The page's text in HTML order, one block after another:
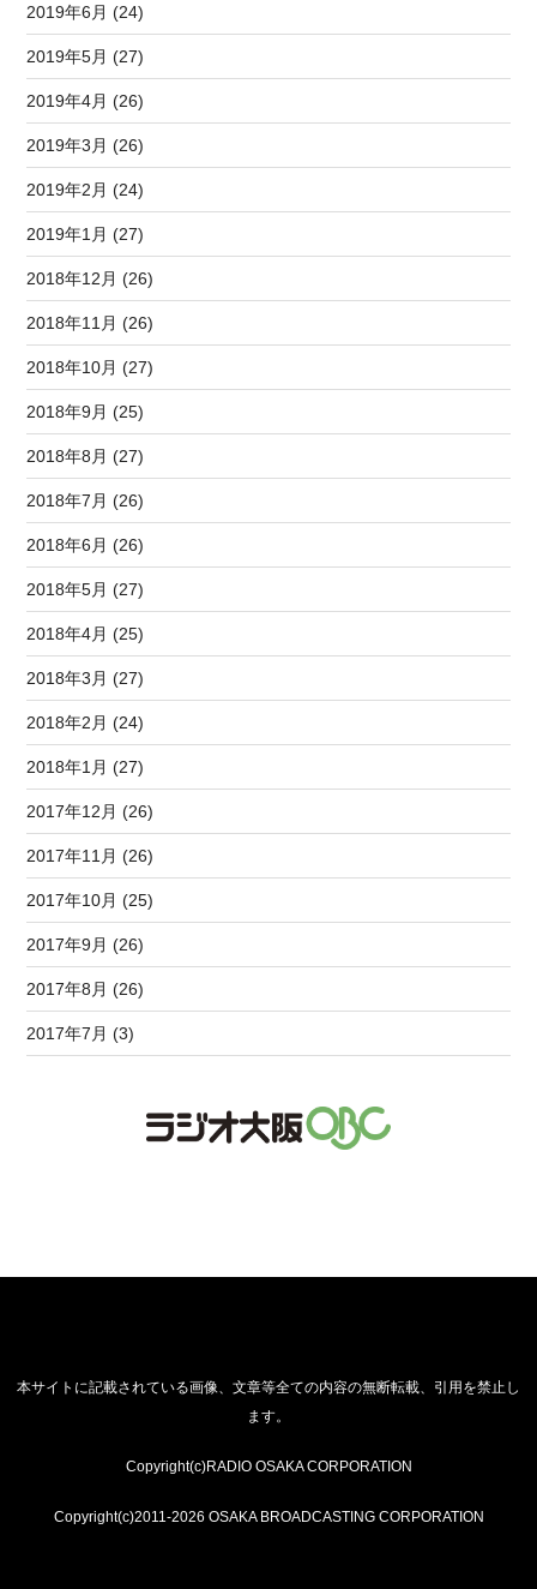
2019年6月 (24)
2019年5月 (27)
2019年4月 (26)
2019年3月 (26)
2019年2月 (24)
2019年1月 (27)
2018年12月 (26)
2018年11月 (26)
2018年10月 (27)
2018年9月 (25)
2018年8月 (27)
2018年7月 (26)
2018年6月 (26)
2018年5月 (27)
2018年4月 (25)
2018年3月 (27)
2018年2月 (24)
2018年1月 (27)
2017年12月 (26)
2017年11月 (26)
2017年10月 (25)
2017年9月 (26)
2017年8月 (26)
2017年7月 (3)
本サイトに記載されている画像、文章等全ての内容の無断転載、引用を禁止し
ます。
Copyright(c)RADIO OSAKA CORPORATION
Copyright(c)2011-2026 OSAKA BROADCASTING CORPORATION